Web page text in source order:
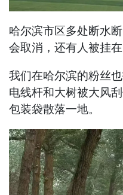
哈尔滨市区多处断水
会取消，还有人被挂
我们在哈尔滨的粉丝
电线杆和大树被大风
包装袋散落一地。